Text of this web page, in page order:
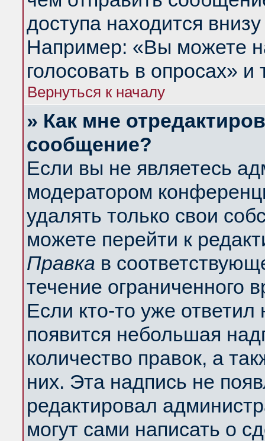
доступа находится
Например: «Вы можете
голосовать в опросах» и
Вернуться к началу
» Как мне
сообщение?
Если вы не являетесь
модератором
удалять только свои
можете перейти к
Правка в
течение ограниченного
Если кто-то уже
появится небольшая
количество правок, а
них. Эта надпись не
редактировал
могут сами написать о